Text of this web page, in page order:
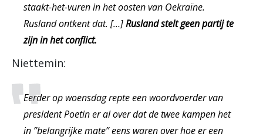
staakt-het-vuren in het oosten van Oekraïne.
Rusland ontkent dat. […]Rusland stelt geen partij te
zijn in het conflict.
Niettemin:
Eerder op woensdag repte een woordvoerder van
president Poetin er al over dat de twee kampen het
in ”belangrijke mate” eens waren over hoe er een